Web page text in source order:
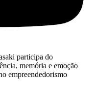
participa do
memória e emoção
empreendedorismo